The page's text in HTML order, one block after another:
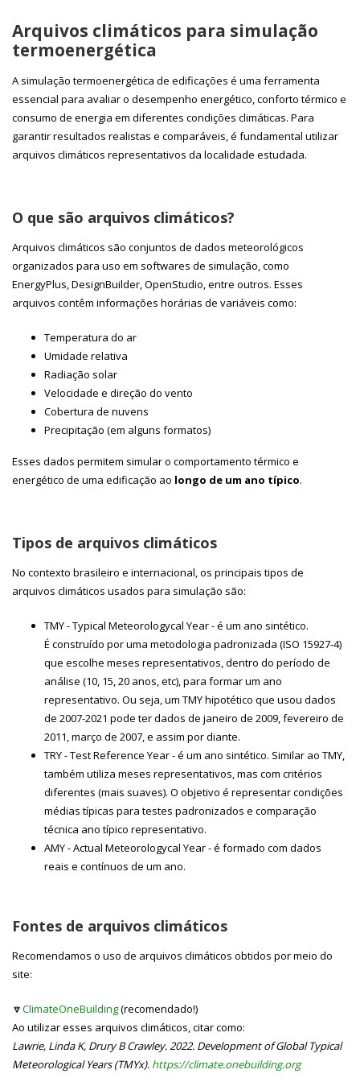
Arquivos climáticos para simulação
termoenergética
A simulação termoenergética de edificações é uma ferramenta
essencial para avaliar o desempenho energético, conforto térmico e
consumo de energia em diferentes condições climáticas. Para
garantir resultados realistas e comparáveis, é fundamental utilizar
arquivos climáticos representativos da localidade estudada.
O que são arquivos climáticos?
Arquivos climáticos são conjuntos de dados meteorológicos
organizados para uso em softwares de simulação, como
EnergyPlus, DesignBuilder, OpenStudio, entre outros. Esses
arquivos contêm informações horárias de variáveis como:
Temperatura do ar
Umidade relativa
Radiação solar
Velocidade e direção do vento
Cobertura de nuvens
Precipitação (em alguns formatos)
Esses dados permitem simular o comportamento térmico e
energético de uma edificação ao longo de um ano típico.
Tipos de arquivos climáticos
No contexto brasileiro e internacional, os principais tipos de
arquivos climáticos usados para simulação são:
TMY - Typical Meteorologycal Year - é um ano sintético.
É construído por uma metodologia padronizada (ISO 15927-4)
que escolhe meses representativos, dentro do período de
análise (10, 15, 20 anos, etc), para formar um ano
representativo. Ou seja, um TMY hipotético que usou dados
de 2007-2021 pode ter dados de janeiro de 2009, fevereiro de
2011, março de 2007, e assim por diante.
TRY - Test Reference Year - é um ano sintético. Similar ao TMY,
também utiliza meses representativos, mas com critérios
diferentes (mais suaves). O objetivo é representar condições
médias típicas para testes padronizados e comparação
técnica ano típico representativo.
AMY - Actual Meteorologycal Year - é formado com dados
reais e contínuos de um ano.
Fontes de arquivos climáticos
Recomendamos o uso de arquivos climáticos obtidos por meio do
site:
🔽ClimateOneBuilding(recomendado!)
Ao utilizar esses arquivos climáticos, citar como:
Lawrie, Linda K, Drury B Crawley. 2022. Development of Global Typical
Meteorological Years (TMYx). https://climate.onebuilding.org